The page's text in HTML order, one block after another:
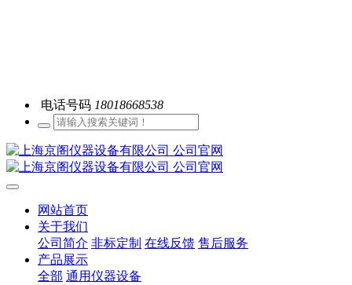
电话号码 18018668538
网站首页
关于我们
公司简介 非标定制 在线反馈 售后服务
产品展示
全部 通用仪器设备